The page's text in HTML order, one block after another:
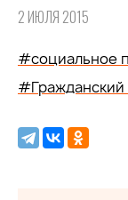
2 ИЮЛЯ 2015
#социальное